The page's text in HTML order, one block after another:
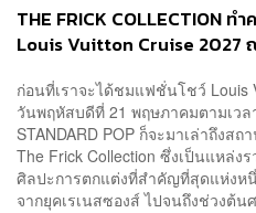
THE FRICK COLLECTION
Louis Vuitton Cruise 2027
ก่อนที่เราจะได้ชมแฟชั่นโชว์ Louis
วันพฤหัสบดีที่ 21 พฤษภาคมตามเวล
STANDARD POP ก็จะมาเล่าถึง
The Frick Collection ซึ่งเป็นแหล่
ศิลปะการตกแต่งที่สำคัญที่สุดแห่งห
จากยุคเรเนสซองส์ ไปจนถึงช่วงต้น